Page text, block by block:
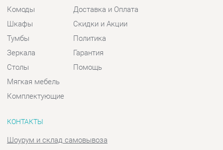
Мягкая мебель
Комплектующие
КОНТАКТЫ
Шоурум и склад самовывоза
Адрес: г. Екатеринбург, пер.
Базовый, 47
Часы работы:
Пн - Пт:10:00 - 18:00 (GMT+5)